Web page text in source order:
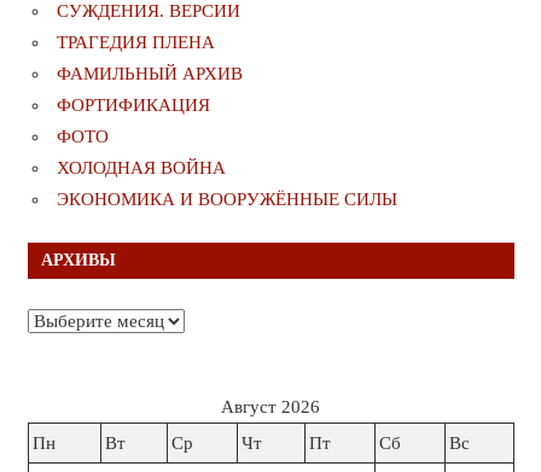
СУЖДЕНИЯ. ВЕРСИИ
ТРАГЕДИЯ ПЛЕНА
ФАМИЛЬНЫЙ АРХИВ
ФОРТИФИКАЦИЯ
ФОТО
ХОЛОДНАЯ ВОЙНА
ЭКОНОМИКА И ВООРУЖЁННЫЕ СИЛЫ
АРХИВЫ
Архивы
Август 2026
Пн
Вт Ср Чт Пт Сб Вс